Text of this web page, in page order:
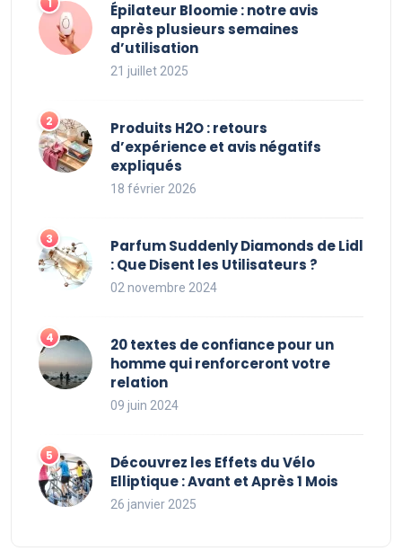
Épilateur Bloomie : notre avis
après plusieurs semaines
d’utilisation
21 juillet 2025
Produits H2O : retours
d’expérience et avis négatifs
expliqués
18 février 2026
Parfum Suddenly Diamonds de Lidl
: Que Disent les Utilisateurs ?
02 novembre 2024
20 textes de confiance pour un
homme qui renforceront votre
relation
09 juin 2024
Découvrez les Effets du Vélo
Elliptique : Avant et Après 1 Mois
26 janvier 2025